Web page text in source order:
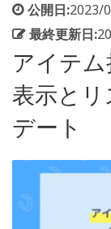
公開日:2023/
最終更新日:
アイテ
表示と
デート